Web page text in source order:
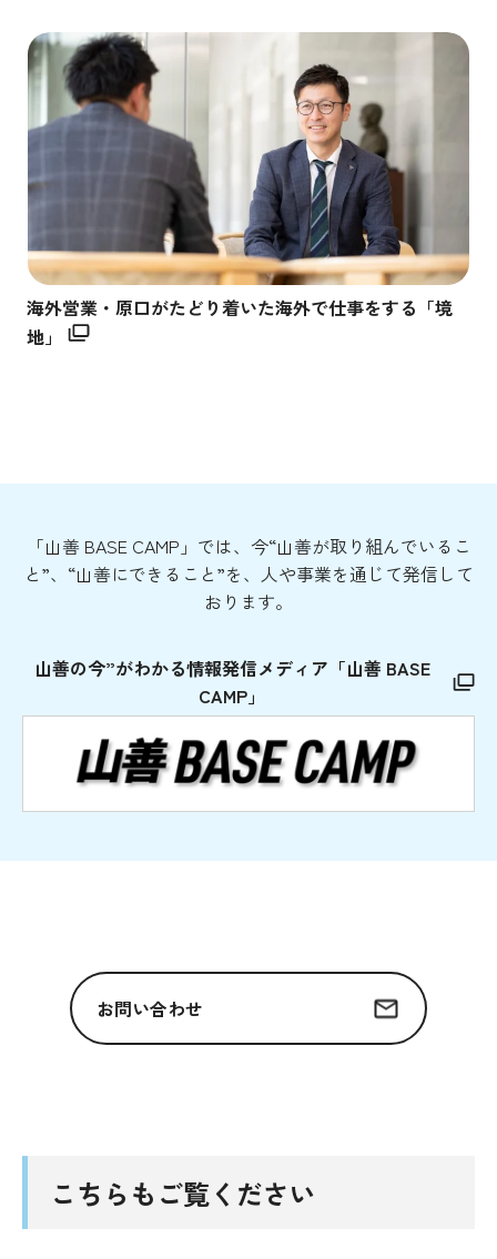
海外営業・原口がたどり着いた海外で仕事をする「境
地」
「山善 BASE CAMP」では、今“山善が取り組んでいるこ
と”、“山善にできること”を、人や事業を通じて発信して
おります。
山善の今”がわかる情報発信メディア「山善 BASE
CAMP」
お問い合わせ
こちらもご覧ください